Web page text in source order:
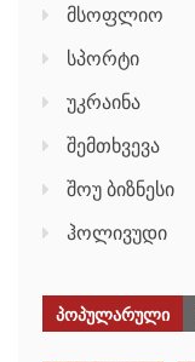
მსოფლიო
სპორტი
უკრაინა
შემთხვევა
შოუ ბიზნესი
ჰოლივუდი
ᲞᲝᲞᲣᲚᲐᲠᲣᲚᲘ